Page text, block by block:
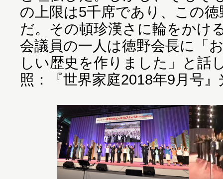
の上限は5千席であり、この
だ。その頓珍漢さに輪をかけ
会議員の一人は徳野会長に「
しい歴史を作りました」と話
照：『世界家庭2018年9月号